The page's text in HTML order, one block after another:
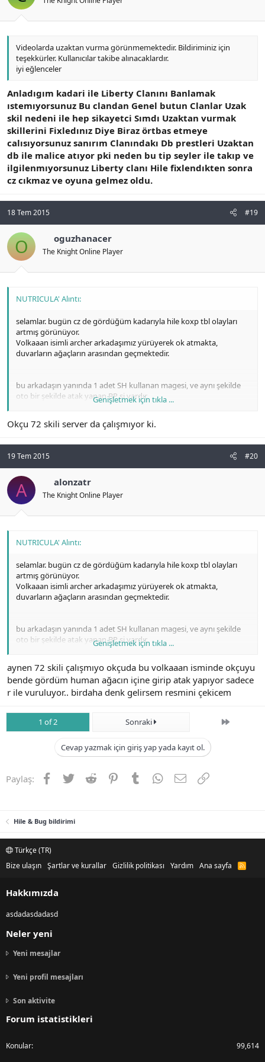
Videolarda uzaktan vurma görünmemektedir. Bildiriminiz için
teşekkürler. Kullanıcılar takibe alınacaklardır.
iyi eğlenceler
Anladıgım kadari ile Liberty Clanını Banlamak
ıstemıyorsunuz Bu clandan Genel butun Clanlar Uzak
skil nedeni ile hep sikayetci Sımdı Uzaktan vurmak
skillerini Fixledınız Diye Biraz örtbas etmeye
calısıyorsunuz sanırım Clanındakı Db prestleri Uzaktan
db ile malice atıyor pki neden bu tip seyler ile takıp ve
ilgilenmıyorsunuz Liberty clanı Hile fixlendıkten sonra
cz cıkmaz ve oyuna gelmez oldu.
18 Tem 2015 #19
O oguzhanacer
The Knight Online Player
NUTRICULA' Alıntı:
selamlar. bugün cz de gördüğüm kadarıyla hile koxp tbl olayları
artmış görünüyor.
Volkaaan isimli archer arkadaşımız yürüyerek ok atmakta,
duvarların ağaçların arasından geçmektedir.
bu arkadaşın yanında 1 adet SH kullanan magesi, ve aynı şekilde
oto bir şekilde atak yapan BP si vardır.
arkadaşımız cz de bir şey elde edemeyince başka yollara
konuyu açan arkadaşım hangi program yardımıyla bu video yu
çektin? oyun içi çekemediğim için (hata veriyor f12) bu arkadaşların
Genişletmek için tıkla ...
Okçu 72 skili server da çalışmıyor ki.
19 Tem 2015 #20
A alonzatr
The Knight Online Player
NUTRICULA' Alıntı:
selamlar. bugün cz de gördüğüm kadarıyla hile koxp tbl olayları
artmış görünüyor.
Volkaaan isimli archer arkadaşımız yürüyerek ok atmakta,
duvarların ağaçların arasından geçmektedir.
bu arkadaşın yanında 1 adet SH kullanan magesi, ve aynı şekilde
oto bir şekilde atak yapan BP si vardır.
arkadaşımız cz de bir şey elde edemeyince başka yollara
başvurmaya başlamıştır.
konuyu açan arkadaşım hangi program yardımıyla bu video yu
çektin? oyun içi çekemediğim için (hata veriyor f12) bu arkadaşların
videosunu alamadım. ama en yakın zamanda denk geldiğim de
Genişletmek için tıkla ...
aynen 72 skili çalışmıyo okçuda bu volkaaan isminde okçuyu
bende gördüm human ağacın içine girip atak yapıyor sadece
r ile vuruluyor.. birdaha denk gelirsem resmini çekicem
1 of 2 Sonraki Son
Cevap yazmak için giriş yap yada kayıt ol.
Paylaş: Facebook
TwitterReddit PinterestTumblrWhatsApp
E-postaLink
Hile & Bug bildirimi
Türkçe (TR)
Bize ulaşın Şartlar ve kurallar Gizlilik politikası Yardım Ana sayfa
R
S
Hakkımızda
asdadasdadasd
Neler yeni
Yeni mesajlar
Yeni profil mesajları
Son aktivite
Forum istatistikleri
Konular 99,614